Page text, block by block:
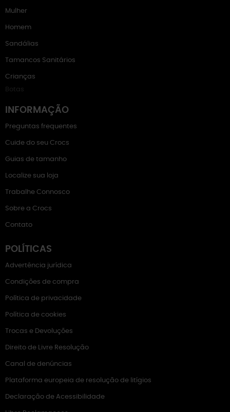
Mulher
Homem
Sandálias
Tamancos Sanitários
Crianças
Botas
INFORMAÇÃO
Preguntas frequentes
Cuide do seu Crocs
Guias de tamanho
Localize sua loja
Trabalhe Connosco
Sobre a Crocs
Contato
POLÍTICAS
Advertência jurídica
Condições de compra
Política de privacidade
Política de cookies
Trocas e Devoluções
Direito de Livre Resolução
Canal de denúncias
Plataforma europeia de resolução de litígios
Declaração de Acessibilidade